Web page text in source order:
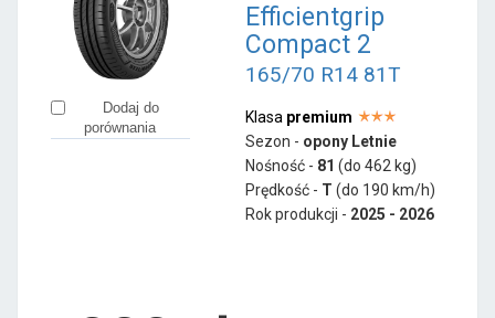
Dodaj do
porównania
Efficientgrip
Compact 2
165/70 R14 81T
Klasa premium
Sezon - opony Letnie
Nośność - 81 (do 462 kg)
Prędkość - T (do 190 km/h)
Rok produkcji - 2025 - 2026